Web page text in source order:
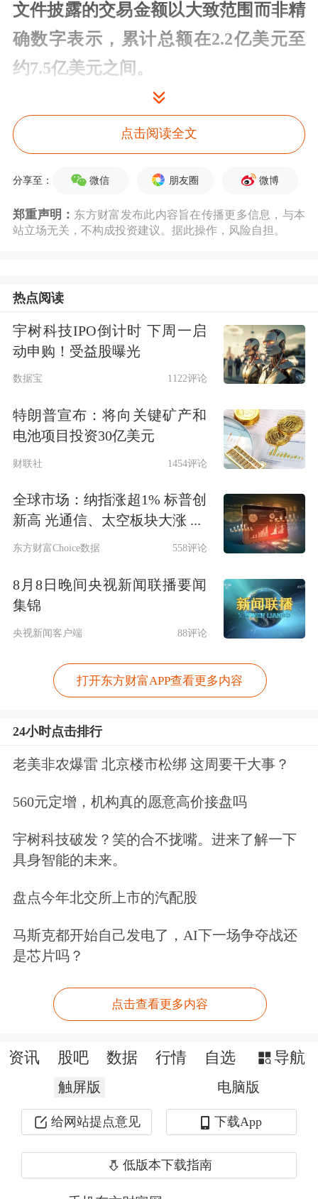
文件披露的交易金额以大致范围而非精
确数字表示，累计总额在2.2亿美元至
约7.5亿美元之间。
披露文件中所涉及的公司包括微软、
Meta、
、博通、美国银行
高盛
等。此外，市政债券的交易也被记录在
备案文件并不总是明确说明证券类型，
交易仍因其规模和时机而引人注目。
减持亚马逊、Meta和微软
披露文件显示，特朗普在2026年第一季
度削减了其持有的部分大型科技公司证
券。文件中记录了对亚马逊、Meta和
微软相关证券的大规模减持，交易金额
处于500万美元至2500万美元的最高估
值区间。
尽管进行了大规模抛售，但文件显示特
朗普仍通过在上述三家公司中进行小额
买入，保持了活跃的投资敞口。
例如，2026年初期间多次购入Meta
Platforms证券，金额介于1001美元至50
万美元之间；而亚马逊和微软的买入金
额则在1001美元至500万美元之间。
买入英伟达、苹果和软件公司
100万至500万美元区间也建立了不少新
点击阅读全文
分享至： 微信 朋友圈 微博
郑重声明： 东方财富发布此内容旨在传播更多信息，与本
站立场无关，不构成投资建议。据此操作，风险自担。
热点阅读
宇树科技IPO倒计时 下周一启
动申购！受益股曝光
数据宝 1122评论
特朗普宣布：将向关键矿产和
电池项目投资30亿美元
财联社 1454评论
全球市场：纳指涨超1% 标普创
新高 光通信、太空板块大涨 ...
东方财富Choice数据 558评论
8月8日晚间央视新闻联播要闻
集锦
央视新闻客户端 88评论
打开东方财富APP查看更多内容
24小时点击排行
老美非农爆雷 北京楼市松绑 这周要干大事？
560元定增，机构真的愿意高价接盘吗
宇树科技破发？笑的合不拢嘴。进来了解一下
具身智能的未来。
盘点今年北交所上市的汽配股
马斯克都开始自己发电了，AI下一场争夺战还
是芯片吗？
点击查看更多内容
资讯 股吧 数据 行情 自选 导航
触屏版 电脑版
给网站提点意见 下载App
低版本下载指南